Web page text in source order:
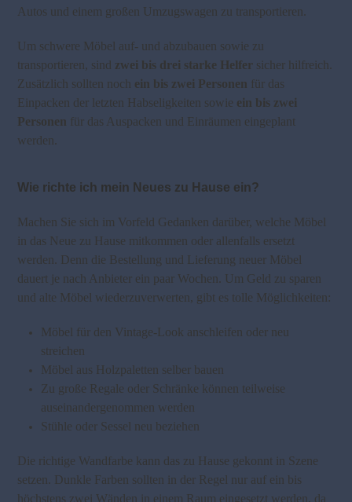
Autos und einem großen Umzugswagen zu transportieren.
Um schwere Möbel auf- und abzubauen sowie zu
transportieren, sind zwei bis drei starke Helfer sicher hilfreich.
Zusätzlich sollten noch ein bis zwei Personen für das
Einpacken der letzten Habseligkeiten sowie ein bis zwei
Personen für das Auspacken und Einräumen eingeplant
werden.
Wie richte ich mein Neues zu Hause ein?
Machen Sie sich im Vorfeld Gedanken darüber, welche Möbel
in das Neue zu Hause mitkommen oder allenfalls ersetzt
werden. Denn die Bestellung und Lieferung neuer Möbel
dauert je nach Anbieter ein paar Wochen. Um Geld zu sparen
und alte Möbel wiederzuverwerten, gibt es tolle Möglichkeiten:
Möbel für den Vintage-Look anschleifen oder neu
streichen
Möbel aus Holzpaletten selber bauen
Zu große Regale oder Schränke können teilweise
auseinandergenommen werden
Stühle oder Sessel neu beziehen
Die richtige Wandfarbe kann das zu Hause gekonnt in Szene
setzen. Dunkle Farben sollten in der Regel nur auf ein bis
höchstens zwei Wänden in einem Raum eingesetzt werden, da